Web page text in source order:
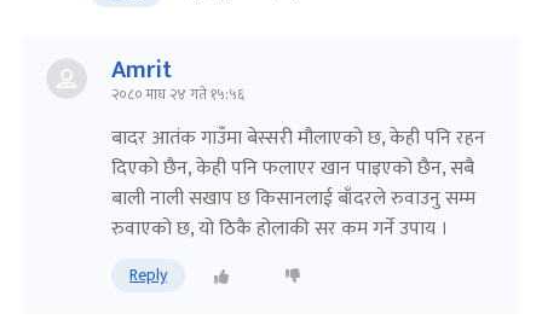
Amrit
२०८० माघ २४ गते १५:५६
बादर आतंक गाउँमा बेस्सरी मौलाएको छ, केही पनि रहन
दिएको छैन, केही पनि फलाएर खान पाइएको छैन, सबै
बाली नाली सखाप छ किसानलाई बाँदरले रुवाउनु सम्म
रुवाएको छ, यो ठिकै होलाकी सर कम गर्ने उपाय ।
Reply